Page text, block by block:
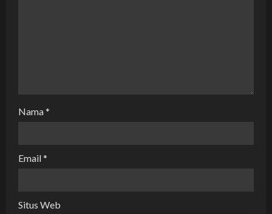
Nama*
Email*
Situs Web